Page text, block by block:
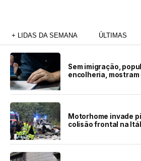
+ LIDAS DA SEMANA ÚLTIMAS
Sem imigração,
encolheria,
Motorhome invade
colisão frontal na